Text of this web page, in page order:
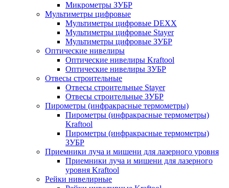
Микрометры ЗУБР
Мультиметры цифровые
Мультиметры цифровые DEXX
Мультиметры цифровые Stayer
Мультиметры цифровые ЗУБР
Оптические нивелиры
Оптические нивелиры Kraftool
Оптические нивелиры ЗУБР
Отвесы строительные
Отвесы строительные Stayer
Отвесы строительные ЗУБР
Пирометры (инфракрасные термометры)
Пирометры (инфракрасные термометры)
Kraftool
Пирометры (инфракрасные термометры)
ЗУБР
Приемники луча и мишени для лазерного уровня
Приемники луча и мишени для лазерного
уровня Kraftool
Рейки нивелирные